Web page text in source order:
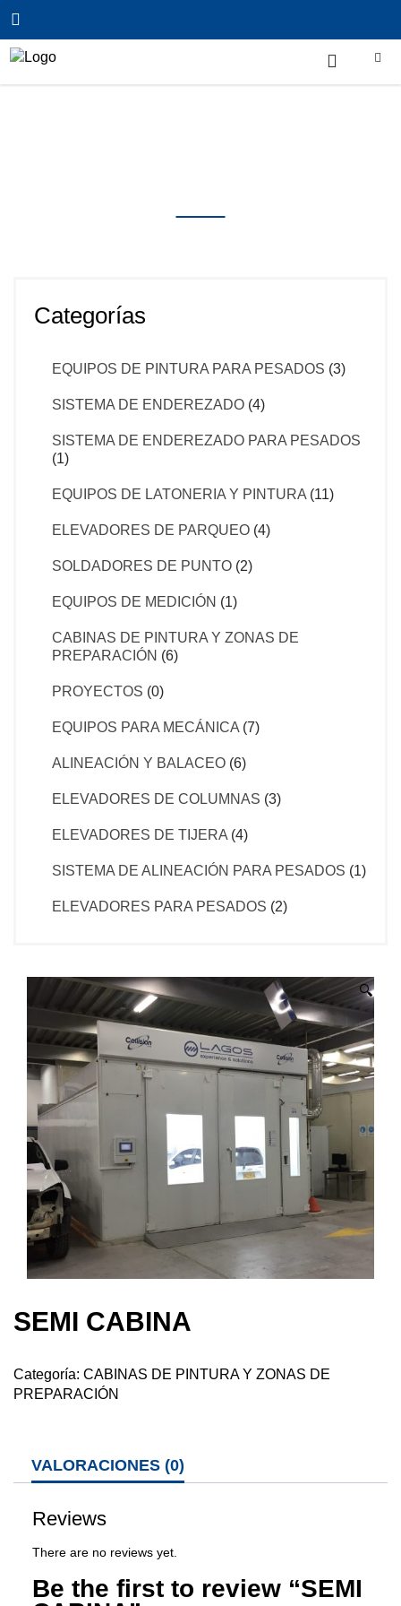
Categorías
EQUIPOS DE PINTURA PARA PESADOS (3)
SISTEMA DE ENDEREZADO (4)
SISTEMA DE ENDEREZADO PARA PESADOS
(1)
EQUIPOS DE LATONERIA Y PINTURA (11)
ELEVADORES DE PARQUEO (4)
SOLDADORES DE PUNTO (2)
EQUIPOS DE MEDICIÓN (1)
CABINAS DE PINTURA Y ZONAS DE
PREPARACIÓN (6)
PROYECTOS (0)
EQUIPOS PARA MECÁNICA (7)
ALINEACIÓN Y BALACEO (6)
ELEVADORES DE COLUMNAS (3)
ELEVADORES DE TIJERA (4)
SISTEMA DE ALINEACIÓN PARA PESADOS (1)
ELEVADORES PARA PESADOS (2)
🔍
SEMI CABINA
Categoría: CABINAS DE PINTURA Y ZONAS DE
PREPARACIÓN
VALORACIONES (0)
Reviews
There are no reviews yet.
Be the first to review “SEMI